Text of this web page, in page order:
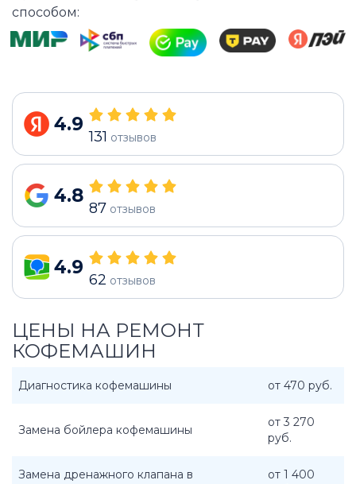
способом:
4.9
131 отзывов
4.8
87 отзывов
4.9
62 отзывов
ЦЕНЫ НА РЕМОНТ
КОФЕМАШИН
Диагностика кофемашины от 470 руб.
Замена бойлера кофемашины
от 3 270
руб.
Замена дренажного клапана в
от 1 400